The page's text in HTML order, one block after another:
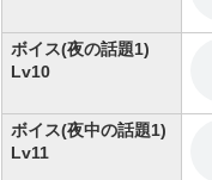
ボイス(夜の話題1)
Lv10
ボイス(夜中の話題1)
Lv11